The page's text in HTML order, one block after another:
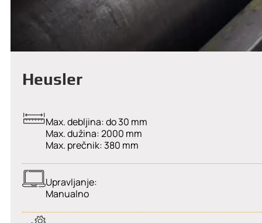
Heusler
Max. debljina: do 30 mm
Max. dužina: 2000 mm
Max. prečnik: 380 mm
Upravljanje:
Manualno